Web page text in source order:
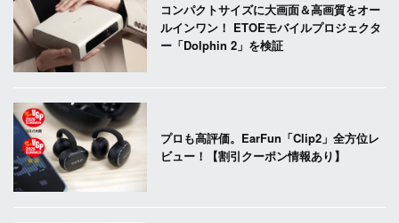
コンパクトサイズに大画面＆高画質をオー
ルインワン！ ETOEモバイルプロジェクタ
ー「Dolphin 2」を検証
プロも高評価。EarFun「Clip2」全方位レ
ビュー！【割引クーポン情報あり】